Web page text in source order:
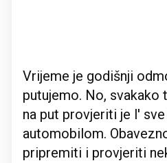
Vrijeme je godišnji
putujemo. No, svakako
na put provjeriti je l'
automobilom.
pripremiti i provjeriti